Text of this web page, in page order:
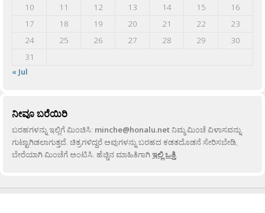
10
11 12 13 14 15
16
17
18 19 20 21 22
23
24
25 26 27 28 29
30
31
« Jul
ನೀವೂ ಬರೆಯಿರಿ
ಬರಹಗಳನ್ನು ಇಲ್ಲಿಗೆ ಮಿಂಚಿಸಿ: minche@honalu.netನಿಮ್ಮ ಮಿಂಚೆ ವಿಳಾಸವನ್ನು
ಗುಟ್ಟಾಗಿಡಲಾಗುತ್ತದೆ. ಚಿತ್ರಗಳಿದ್ದರೆ ಅವುಗಳನ್ನು ಬರಹದ ಕಡತದೊಡನೆ ಸೇರಿಸಬೇಡಿ,
ಬೇರೆಯಾಗಿ ಮಿಂಚೆಗೆ ಅಂಟಿಸಿ. ಹೆಚ್ಚಿನ ಮಾಹಿತಿಗಾಗಿಇಲ್ಲಿ ಒತ್ತಿ.